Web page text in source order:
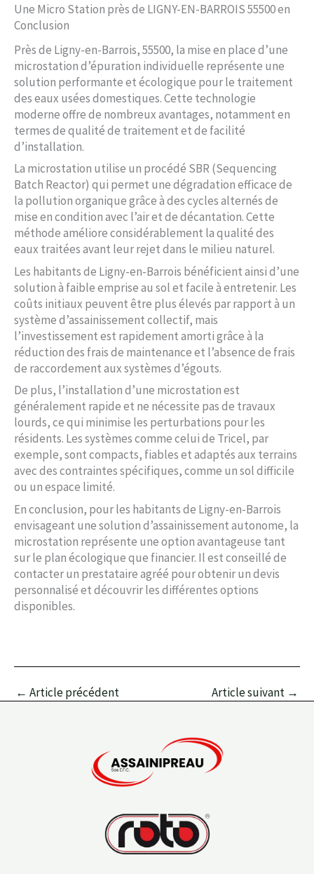
Une Micro Station près de LIGNY-EN-BARROIS 55500 en
Conclusion
Près de Ligny-en-Barrois, 55500, la mise en place d’une
microstation d’épuration individuelle représente une
solution performante et écologique pour le traitement
des eaux usées domestiques. Cette technologie
moderne offre de nombreux avantages, notamment en
termes de qualité de traitement et de facilité
d’installation.
La microstation utilise un procédé SBR (Sequencing
Batch Reactor) qui permet une dégradation efficace de
la pollution organique grâce à des cycles alternés de
mise en condition avec l’air et de décantation. Cette
méthode améliore considérablement la qualité des
eaux traitées avant leur rejet dans le milieu naturel.
Les habitants de Ligny-en-Barrois bénéficient ainsi d’une
solution à faible emprise au sol et facile à entretenir. Les
coûts initiaux peuvent être plus élevés par rapport à un
système d’assainissement collectif, mais
l’investissement est rapidement amorti grâce à la
réduction des frais de maintenance et l’absence de frais
de raccordement aux systèmes d’égouts.
De plus, l’installation d’une microstation est
généralement rapide et ne nécessite pas de travaux
lourds, ce qui minimise les perturbations pour les
résidents. Les systèmes comme celui de Tricel, par
exemple, sont compacts, fiables et adaptés aux terrains
avec des contraintes spécifiques, comme un sol difficile
ou un espace limité.
En conclusion, pour les habitants de Ligny-en-Barrois
envisageant une solution d’assainissement autonome, la
microstation représente une option avantageuse tant
sur le plan écologique que financier. Il est conseillé de
contacter un prestataire agréé pour obtenir un devis
personnalisé et découvrir les différentes options
disponibles.
← Article précédent Article suivant →